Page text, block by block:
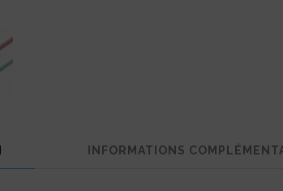
INFORMATIONS